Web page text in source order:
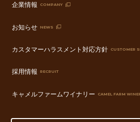
企業情報 COMPANY
お知らせ NEWS
カスタマーハラスメント対応方針 CUSTOMER
採用情報 RECRUIT
キャメルファームワイナリー CAMEL FARM